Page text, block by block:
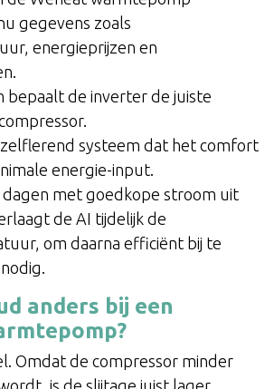
gegevens zoals
energieprijzen en
bepaalt de inverter de juiste
systeem dat het comfort
energie-input.
dagen met goedkope stroom uit
de AI tijdelijk de
om daarna efficiënt bij te
anders bij een
Omdat de compressor minder
is de slijtage juist lager.